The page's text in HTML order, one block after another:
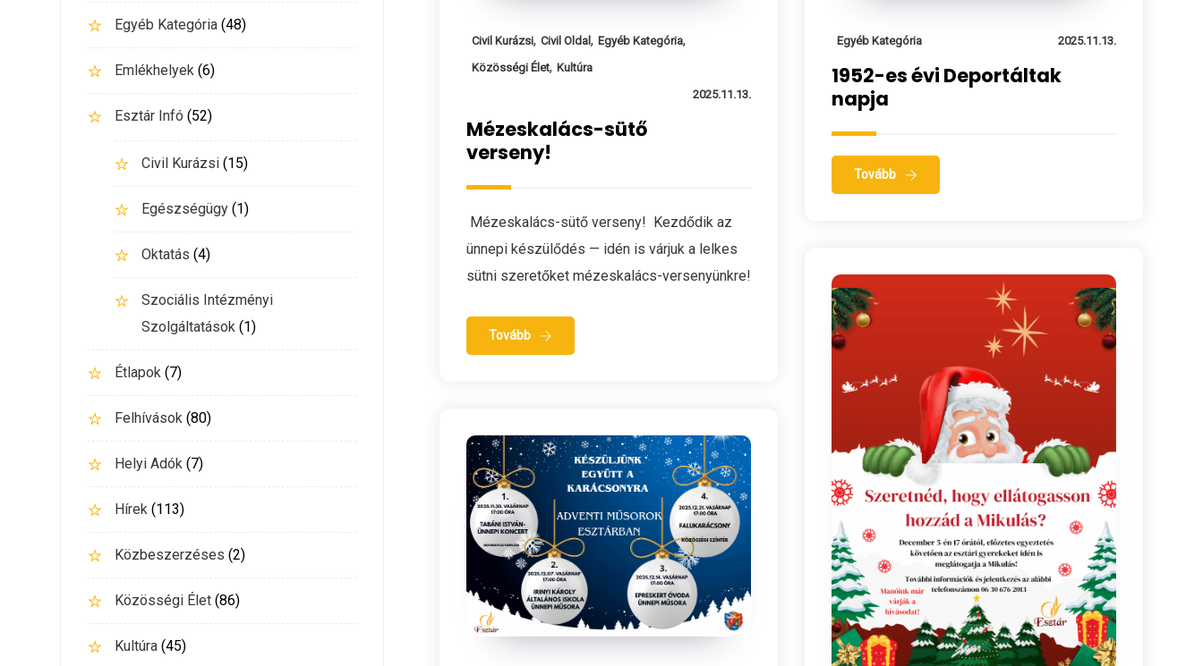
Civil Kurázsi, Civil Oldal , Egyéb Kategória,
Közösségi Élet, Kultúra
2025.11.13.
Mézeskalács-sütő
verseny!
Mézeskalács-sütő verseny! Kezdődik az
ünnepi készülődés — idén is várjuk a lelkes
sütni szeretőket mézeskalács-versenyünkre!
Tovább
Egyéb Kategória 2025.11.13.
1952-es évi Deportáltak
napja
Tovább
Egyéb Kategória (48)
Emlékhelyek (6)
Esztár Infó (52)
Civil Kurázsi (15)
Egészségügy (1)
Oktatás (4)
Szociális Intézményi
Szolgáltatások (1)
Étlapok (7)
Felhívások (80)
Helyi Adók (7)
Hírek (113)
Közbeszerzéses (2)
Közösségi Élet (86)
Kultúra (45)